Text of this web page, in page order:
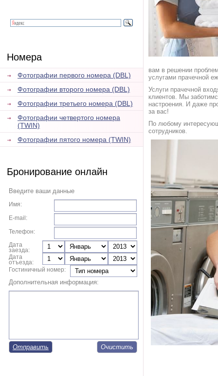
Номера
Фотографии первого номера (DBL)
Фотографии второго номера (DBL)
Фотографии третьего номера (DBL)
Фотографии четвертого номера
(TWIN)
Фотографии пятого номера (TWIN)
Бронирование онлайн
Введите ваши данные
Имя:
E-mail:
Телефон:
Дата
заезда:
Дата
отъезда:
Гостиничный номер:
Дополнительная информация:
Отправить
вам в решении
услугами прачечной
Услуги прачечной
клиентов. Мы
настроения. И даже
за вас!
По любому
сотрудников.